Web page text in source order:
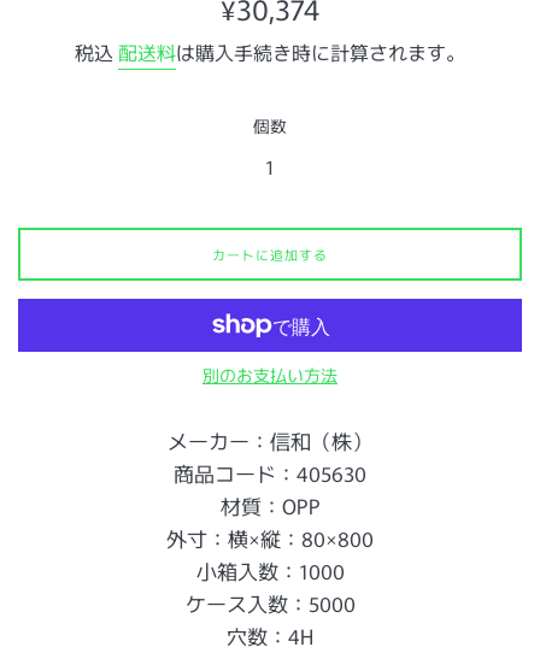
価
税込 配送料は購入手続き時に計算されます。
個数
カートに追加する
別のお支払い方法
メーカー：信和（株）
商品コード：405630
材質：OPP
外寸：横×縦：80×800
小箱入数：1000
ケース入数：5000
穴数：4H